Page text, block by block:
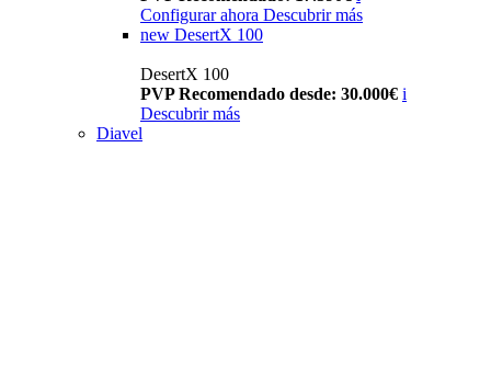
Configurar ahora Descubrir más
new DesertX 100
DesertX 100
PVP Recomendado desde: 30.000€ i
Descubrir más
Diavel